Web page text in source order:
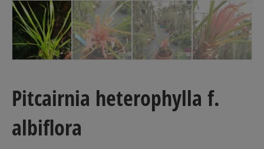
Pitcairnia heterophylla f.
albiflora